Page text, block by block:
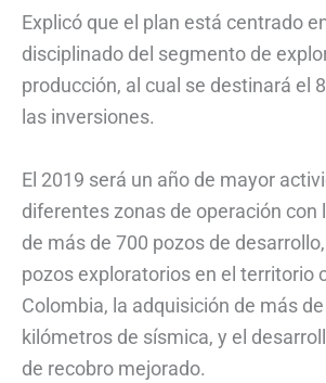
Explicó que el plan está centrado
disciplinado del segmento de
producción, al cual se destinará el
las inversiones.
El 2019 será un año de mayor
diferentes zonas de operación con
de más de 700 pozos de
pozos exploratorios en el territorio
Colombia, la adquisición de más de
kilómetros de sísmica, y el
de recobro mejorado.